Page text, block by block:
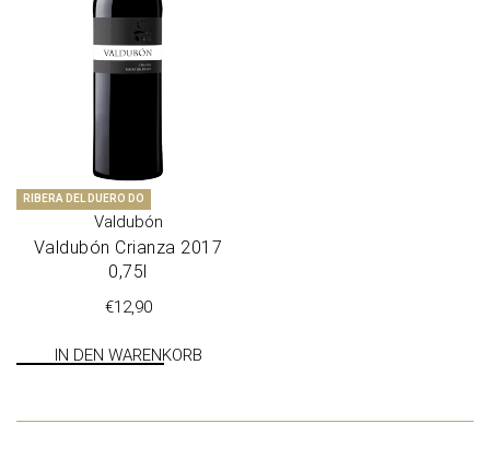
RIBERA DEL DUERO DO
Valdubón
Val­du­bón Cri­anza 2017
0,75l
€12,90
IN DEN WARENKORB